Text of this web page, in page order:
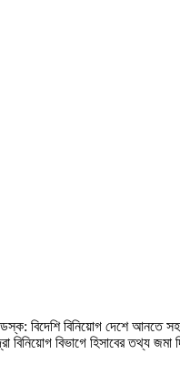
বিদেশি বিনিয়োগ দেশে আনতে
বিনিয়োগ বিভাগে হিসাবের তথ্য জমা